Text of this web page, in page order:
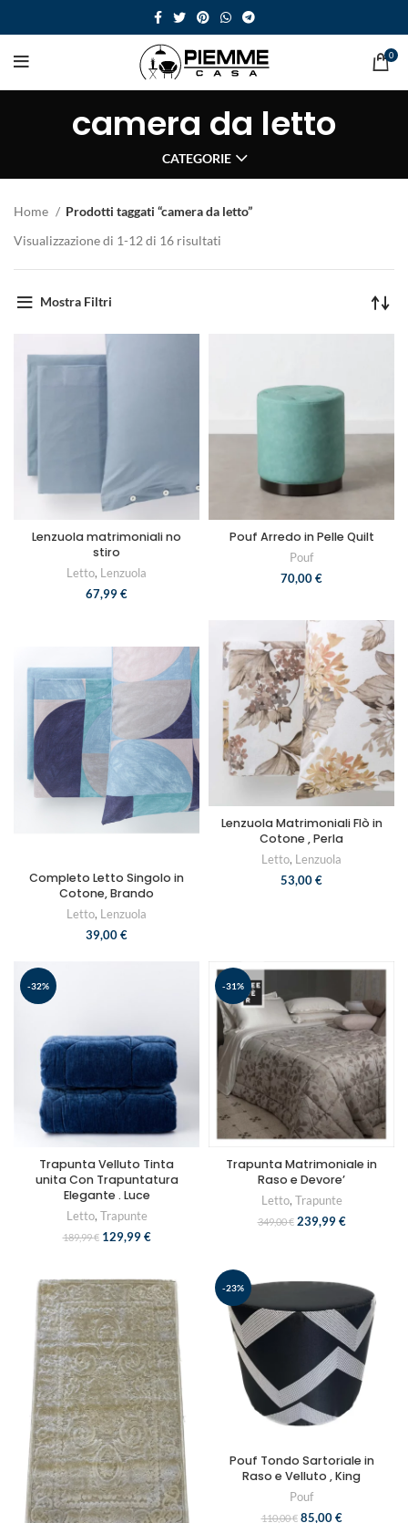
0
camera da letto
CATEGORIE
Home
Prodotti taggati “camera da letto”
Visualizzazione di 1-12 di 16 risultati
Mostra Filtri
Lenzuola matrimoniali no
stiro
Letto, Lenzuola
67,99 €
Pouf Arredo in Pelle Quilt
Pouf
70,00 €
Completo Letto Singolo in
Cotone, Brando
Letto,
Lenzuola
39,00 €
Lenzuola Matrimoniali Flò in
Cotone , Perla
Letto, Lenzuola
53,00 €
-32%
Trapunta Velluto Tinta
unita Con Trapuntatura
Elegante . Luce
Letto, Trapunte
189,99€ 129,99 €
-31%
Trapunta Matrimoniale in
Raso e Devore’
Letto, Trapunte
349,00€ 239,99 €
-23%
Pouf Tondo Sartoriale in
Raso e Velluto , King
Pouf
110,00€ 85,00 €